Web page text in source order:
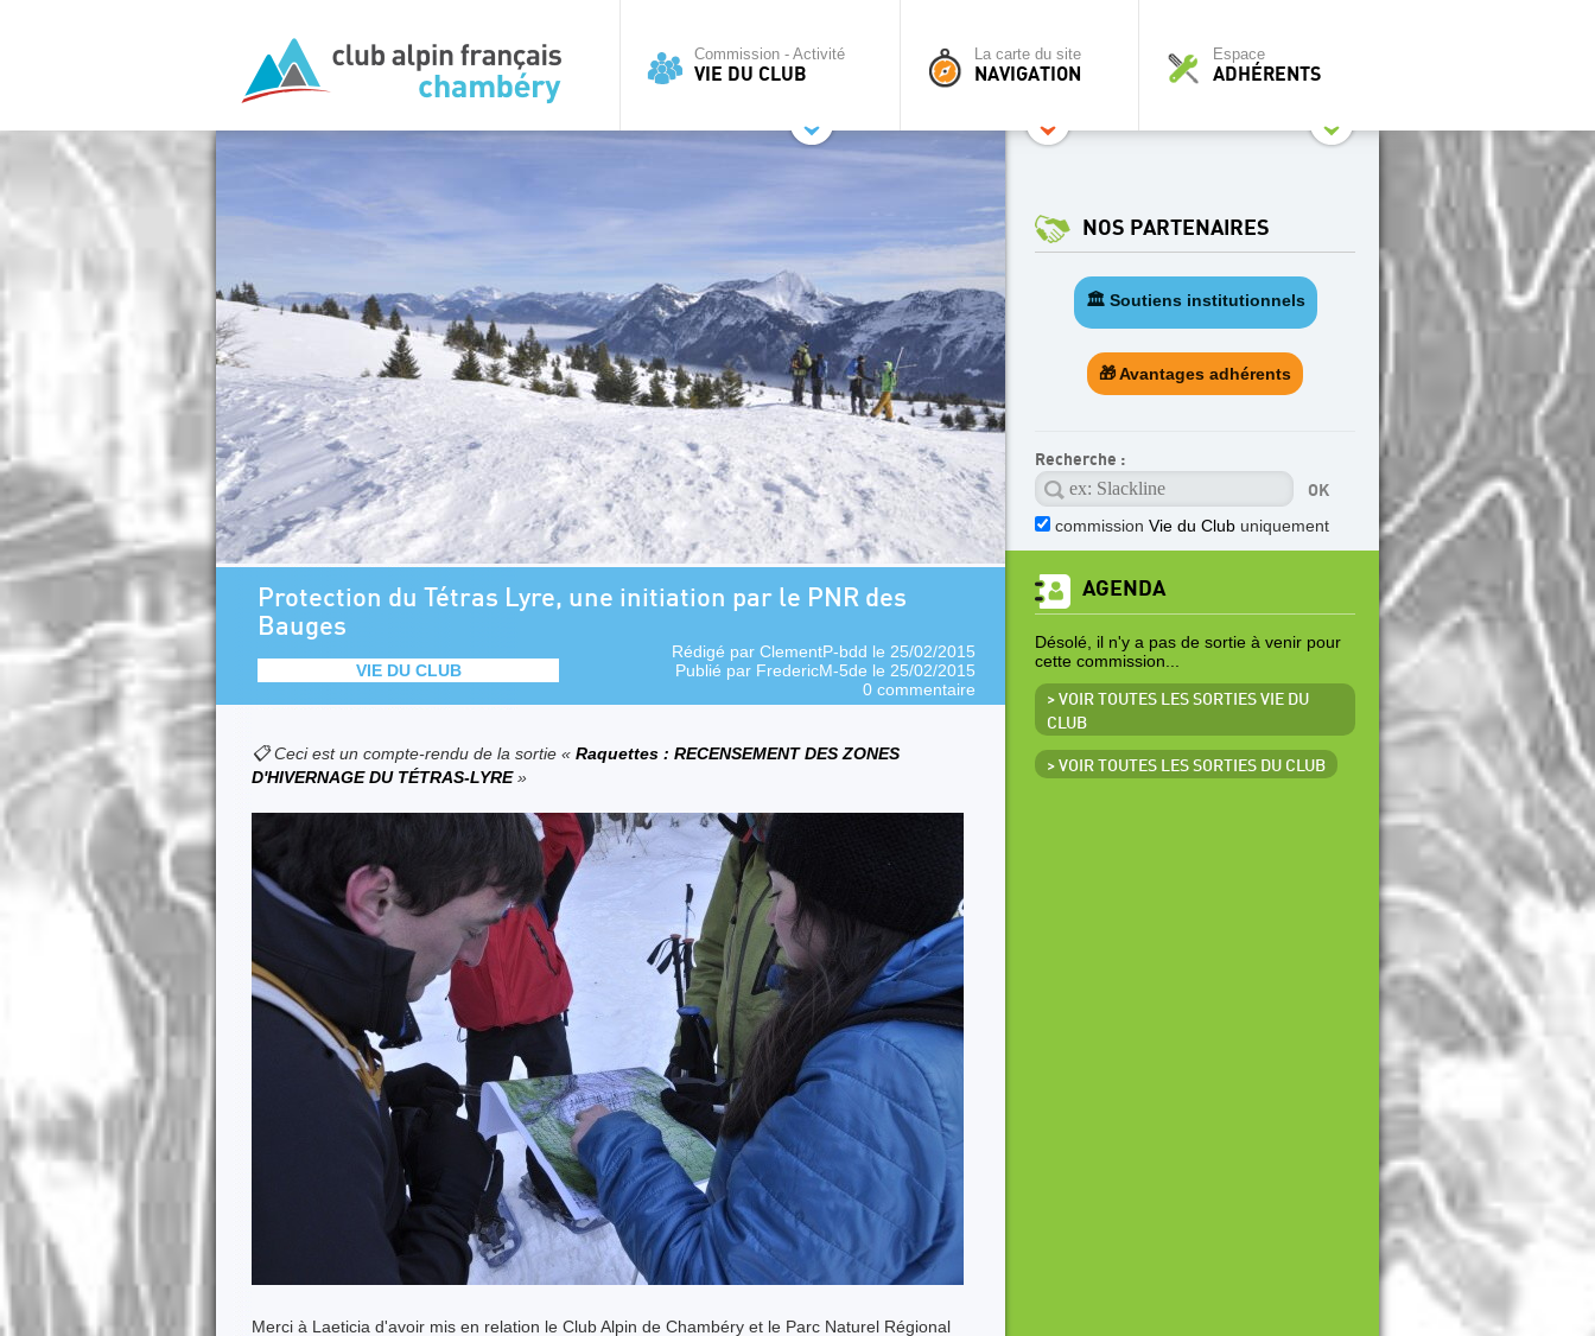
Commission - Activité
VIE DU CLUB
La carte du site
NAVIGATION
Espace
ADHÉRENTS
Protection du Tétras Lyre, une initiation par le PNR des
Bauges
VIE DU CLUB
Rédigé par ClementP-bdd le 25/02/2015
Publié par FredericM-5de le 25/02/2015
0 commentaire
📋 Ceci est un compte-rendu de la sortie « Raquettes : RECENSEMENT DES ZONES
D'HIVERNAGE DU TÉTRAS-LYRE»
Merci à Laeticia d'avoir mis en relation le Club Alpin de Chambéry et le Parc Naturel Régional
NOS PARTENAIRES
🏛️ Soutiens institutionnels
🎁 Avantages adhérents
Recherche :
commission Vie du Club uniquement
AGENDA
Désolé, il n'y a pas de sortie à venir pour
cette commission...
> VOIR TOUTES LES SORTIES VIE DU
CLUB
> VOIR TOUTES LES SORTIES DU CLUB